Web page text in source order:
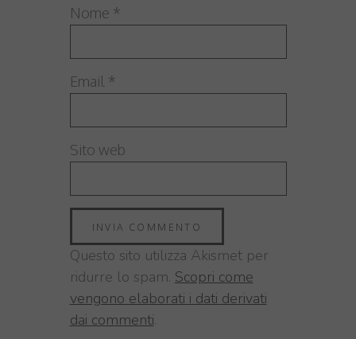
Nome *
Email *
Sito web
Questo sito utilizza Akismet per
ridurre lo spam. Scopri come
vengono elaborati i dati derivati
dai commenti.